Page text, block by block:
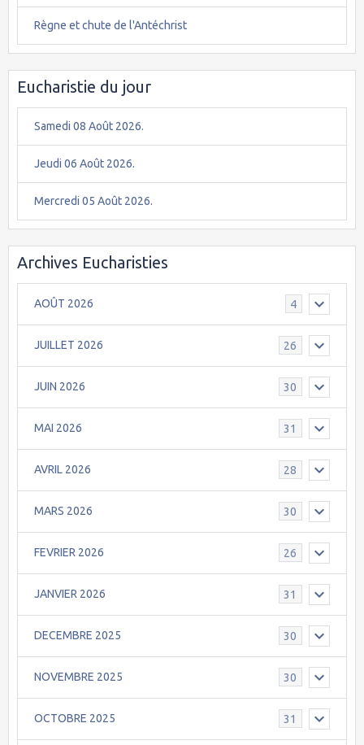
Règne et chute de l'Antéchrist
Eucharistie du jour
Samedi 08 Août 2026.
Jeudi 06 Août 2026.
Mercredi 05 Août 2026.
Archives Eucharisties
AOÛT 2026 4
JUILLET 2026 26
JUIN 2026 30
MAI 2026 31
AVRIL 2026 28
MARS 2026 30
FEVRIER 2026 26
JANVIER 2026 31
DECEMBRE 2025 30
NOVEMBRE 2025 30
OCTOBRE 2025 31